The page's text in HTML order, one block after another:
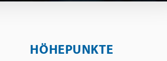
HÖHEPUNKTE